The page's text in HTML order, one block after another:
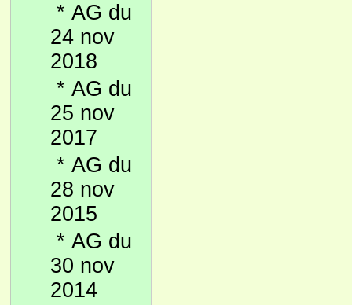
* AG du
24 nov
2018
* AG du
25 nov
2017
* AG du
28 nov
2015
* AG du
30 nov
2014